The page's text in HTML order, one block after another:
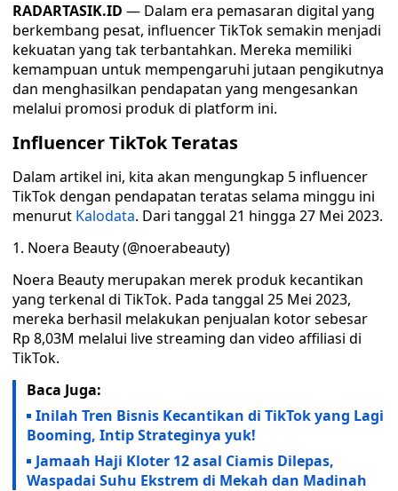
RADARTASIK.ID — Dalam era pemasaran digital yang
berkembang pesat, influencer TikTok semakin menjadi
kekuatan yang tak terbantahkan. Mereka memiliki
kemampuan untuk mempengaruhi jutaan pengikutnya
dan menghasilkan pendapatan yang mengesankan
melalui promosi produk di platform ini.
Influencer TikTok Teratas
Dalam artikel ini, kita akan mengungkap 5 influencer
TikTok dengan pendapatan teratas selama minggu ini
menurut Kalodata. Dari tanggal 21 hingga 27 Mei 2023.
1. Noera Beauty (@noerabeauty)
Noera Beauty merupakan merek produk kecantikan
yang terkenal di TikTok. Pada tanggal 25 Mei 2023,
mereka berhasil melakukan penjualan kotor sebesar
Rp 8,03M melalui live streaming dan video affiliasi di
TikTok.
Baca Juga:
Inilah Tren Bisnis Kecantikan di TikTok yang Lagi
Booming, Intip Strateginya yuk!
Jamaah Haji Kloter 12 asal Ciamis Dilepas,
Waspadai Suhu Ekstrem di Mekah dan Madinah